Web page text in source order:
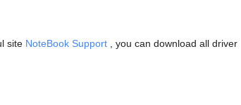
site NoteBook Support , you can download all driver